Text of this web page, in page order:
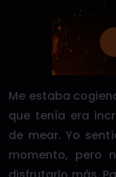
Me estaba
que tenía era
de mear. Yo
momento, pero